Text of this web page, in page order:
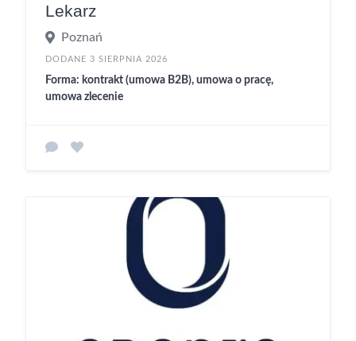
Lekarz
Poznań
DODANE 3 SIERPNIA 2026
Forma: kontrakt (umowa B2B), umowa o pracę,
umowa zlecenie